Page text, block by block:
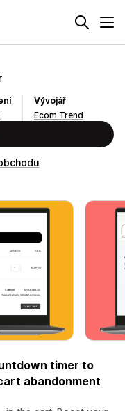
Vývojář
Ecom Trend
timer to
abandonment